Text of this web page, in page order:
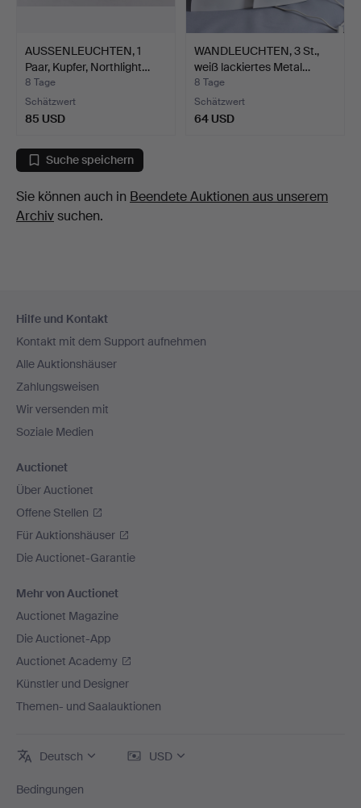
AUSSENLEUCHTEN, 1
Paar, Kupfer, Northlight…
8 Tage
Schätzwert
85 USD
WANDLEUCHTEN, 3 St.,
weiß lackiertes Metal…
8 Tage
Schätzwert
64 USD
Suche speichern
Sie können auch in Beendete Auktionen aus unserem
Archivsuchen.
Navigation
Hilfe und Kontakt
Kontakt mit dem Support aufnehmen
Alle Auktionshäuser
Zahlungsweisen
Wir versenden mit
Soziale Medien
Auctionet
Über Auctionet
Offene Stellen
Für Auktionshäuser
Die Auctionet-Garantie
Mehr von Auctionet
Auctionet Magazine
Die Auctionet-App
Auctionet Academy
Künstler und Designer
Themen- und Saalauktionen
Deutsch USD
Bedingungen